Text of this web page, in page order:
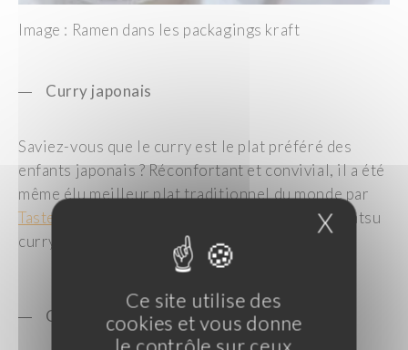
Ce site utilise des
cookies et vous donne
le contrôle sur ceux
X
Image : Ramen dans les packagings kraft
Curry japonais
Saviez-vous que le curry est le plat préféré des
enfants japonais ? Réconfortant et convivial, il a été
même élu meilleur plat traditionnel du monde par
Taste Atlas
. Nous avons présenté au SIRHA le katsu
curry et sa version vegan.
Offre Izakaya, l’apéritif japonais